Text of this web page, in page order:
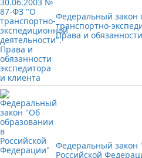
Федеральный закон
транспортно-
Права и
Федеральный закон
Российской